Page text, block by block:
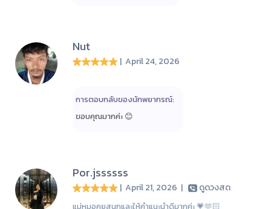
Nut
| April 24, 2026
การตอบกลับของนักพยากรณ์:
ขอบคุณมากค่ะ 😊
Por.jssssss
| April 21, 2026 | ดูดวงสด
แม่หมอคุยสนุกและให้คำแนะนำดีมากค่ะ 💗🫶🏻